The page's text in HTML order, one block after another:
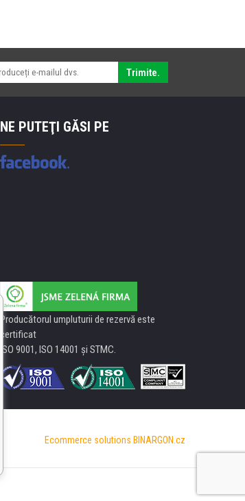
Trimite.
NE PUTEŢI GĂSI PE
Producătorul umpluturii de rezervă este
certificat
ISO 9001, ISO 14001 şi STMC.
Ecommerce solutions BINARGON.cz